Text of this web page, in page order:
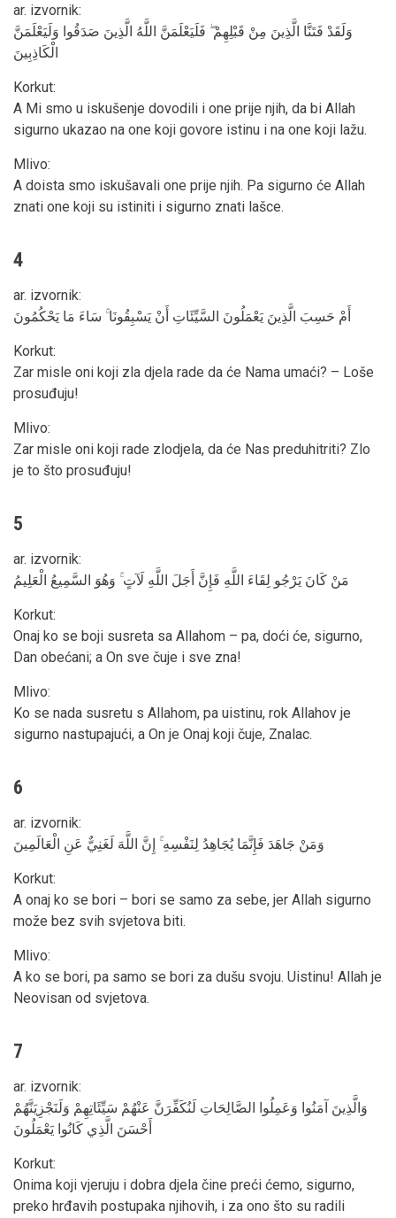
ar. izvornik:
وَلَقَدْ فَتَنَّا الَّذِينَ مِنْ قَبْلِهِمْ ۖ فَلَيَعْلَمَنَّ اللَّهُ الَّذِينَ صَدَقُوا وَلَيَعْلَمَنَّ
الْكَاذِبِينَ
Korkut:
A Mi smo u iskušenje dovodili i one prije njih, da bi Allah
sigurno ukazao na one koji govore istinu i na one koji lažu.
Mlivo:
A doista smo iskušavali one prije njih. Pa sigurno će Allah
znati one koji su istiniti i sigurno znati lašce.
4
ar. izvornik:
أَمْ حَسِبَ الَّذِينَ يَعْمَلُونَ السَّيِّئَاتِ أَنْ يَسْبِقُونَا ۚ سَاءَ مَا يَحْكُمُونَ
Korkut:
Zar misle oni koji zla djela rade da će Nama umaći? – Loše
prosuđuju!
Mlivo:
Zar misle oni koji rade zlodjela, da će Nas preduhitriti? Zlo
je to što prosuđuju!
5
ar. izvornik:
مَنْ كَانَ يَرْجُو لِقَاءَ اللَّهِ فَإِنَّ أَجَلَ اللَّهِ لَآتٍ ۚ وَهُوَ السَّمِيعُ الْعَلِيمُ
Korkut:
Onaj ko se boji susreta sa Allahom – pa, doći će, sigurno,
Dan obećani; a On sve čuje i sve zna!
Mlivo:
Ko se nada susretu s Allahom, pa uistinu, rok Allahov je
sigurno nastupajući, a On je Onaj koji čuje, Znalac.
6
ar. izvornik:
وَمَنْ جَاهَدَ فَإِنَّمَا يُجَاهِدُ لِنَفْسِهِ ۚ إِنَّ اللَّهَ لَغَنِيٌّ عَنِ الْعَالَمِينَ
Korkut:
A onaj ko se bori – bori se samo za sebe, jer Allah sigurno
može bez svih svjetova biti.
Mlivo:
A ko se bori, pa samo se bori za dušu svoju. Uistinu! Allah je
Neovisan od svjetova.
7
ar. izvornik:
وَالَّذِينَ آمَنُوا وَعَمِلُوا الصَّالِحَاتِ لَنُكَفِّرَنَّ عَنْهُمْ سَيِّئَاتِهِمْ وَلَنَجْزِيَنَّهُمْ
أَحْسَنَ الَّذِي كَانُوا يَعْمَلُونَ
Korkut:
Onima koji vjeruju i dobra djela čine preći ćemo, sigurno,
preko hrđavih postupaka njihovih, i za ono što su radili